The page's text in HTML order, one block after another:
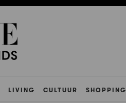
LIVING CULTUUR SHOPPING